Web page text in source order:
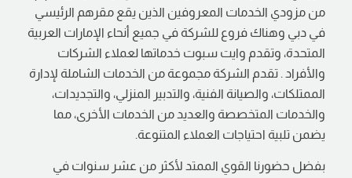
من مزودي الخدمات المعروفين الذين يقع مقرهم الرئيسي
في دبي وهناك فروع للشركة في جميع أنحاء الإمارات العربية
المتحدة، وتقدم وايت سبوت خدماتها لعملاء الشركات
والأفراد . تقدم الشركة مجموعة من الخدمات الشاملة لإدارة
الممتلكات، والصيانة الفنية، والتدبير المنزلي، والتجديدات،
والخدمات المتخصصة والعديد من الخدمات الأخرى، مما
يضمن تلبية احتياجات العملاء المتنوعة.
بفضل حضورنا القوي الممتد لأكثر من عشر سنوات في